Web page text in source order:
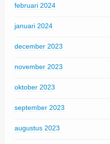
februari 2024
januari 2024
december 2023
november 2023
oktober 2023
september 2023
augustus 2023